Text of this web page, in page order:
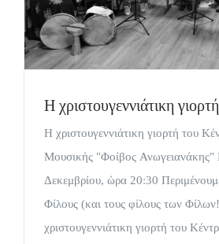
Η χριστουγεννιάτικη
Η χριστουγεννιάτικη γιορτή του
Μουσικής "Φοίβος
Δεκεμβρίου, ώρα 20:30
Φίλους (και τους φίλους των
χριστουγεννιάτικη γιορτή του